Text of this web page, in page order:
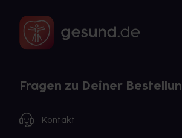
Fragen zu Deiner
Kontakt